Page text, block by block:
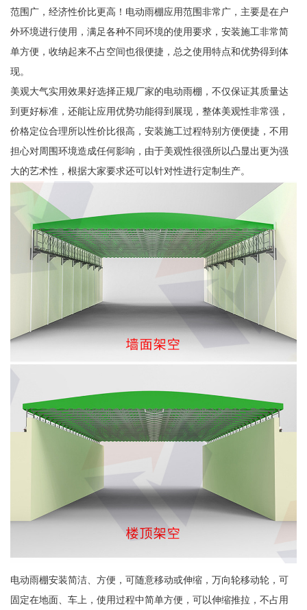
范围广，经济性价比更高！电动雨棚应用范围非常广，主要是在户
外环境进行使用，满足各种不同环境的使用要求，安装施工非常简
单方便，收纳起来不占空间也很便捷，总之使用特点和优势得到体
现。
美观大气实用效果好选择正规厂家的电动雨棚，不仅保证其质量达
到更好标准，还能让应用优势功能得到展现，整体美观性非常强，
价格定位合理所以性价比很高，安装施工过程特别方便便捷，不用
担心对周围环境造成任何影响，由于美观性很强所以凸显出更为强
大的艺术性，根据大家要求还可以针对性进行定制生产。
电动雨棚安装简洁、方便，可随意移动或伸缩，万向轮移动轮，可
固定在地面、车上，使用过程中简单方便，可以伸缩推拉，不占用